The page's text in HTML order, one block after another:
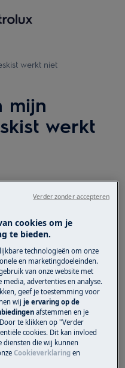
werkt niet
mijn
werkt
koel-vriescombinatie
/ vrieskist werkt
vriezer / vrieskist
cookies om je
te bieden.
technologieën om onze
en marketingdoeleinden.
van onze website met
advertenties en analyse.
geef je toestemming voor
wijje ervaring op de
afstemmen en je
te klikken op "Verder
cookies. Dit kan invloed
diensten die wij kunnen
Cookieverklaring en
Verder zonder accepteren